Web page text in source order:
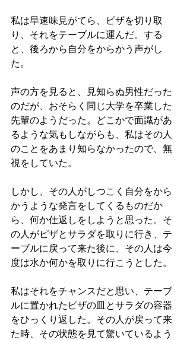
私は早速味見がてら、ピザを切り取
り、それをテーブルに運んだ。する
と、後ろから自分をからかう声がし
た。
声の方を見ると、見知らぬ男性だった
のだが、おそらく同じ大学を卒業した
先輩のようだった。どこかで面識があ
るような気もしながらも、私はその人
のことをあまり知らなかったので、無
視をしていた。
しかし、その人がしつこく自分をから
かうような発言をしてくるものだか
ら、何か仕返しをしようと思った。そ
の人がピザとサラダを取りに行き、テ
ーブルに戻って来た後に、その人は今
度は水か何かを取りに行こうとした。
私はそれをチャンスだと思い、テーブ
ルに置かれたピザの皿とサラダの容器
をひっくり返した。その人が戻って来
た時、その状態を見て驚いているよう